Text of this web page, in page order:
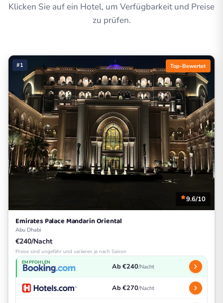
Klicken Sie auf ein Hotel, um Verfügbarkeit und Preise
zu prüfen.
#1 Top-Bewertet
9.6/10
Emirates Palace Mandarin Oriental
Abu Dhabi
€240/Nacht
Preise sind ungefähr und variieren je nach Saison
EMPFOHLEN Ab €240/Nacht
Ab €270/Nacht